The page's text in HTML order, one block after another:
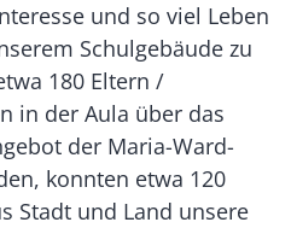
und so viel Leben
Schulgebäude zu
180 Eltern /
in der Aula über das
der Maria-Ward-
konnten etwa 120
Stadt und Land unsere